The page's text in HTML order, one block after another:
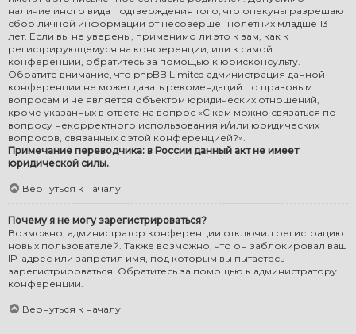
наличие иного вида подтверждения того, что опекуны разрешают
сбор личной информации от несовершеннолетних младше 13
лет. Если вы не уверены, применимо ли это к вам, как к
регистрирующемуся на конференции, или к самой
конференции, обратитесь за помощью к юрисконсульту.
Обратите внимание, что phpBB Limited администрация данной
конференции не может давать рекомендаций по правовым
вопросам и не является объектом юридических отношений,
кроме указанных в ответе на вопрос «С кем можно связаться по
вопросу некорректного использования и/или юридических
вопросов, связанных с этой конференцией?».
Примечание переводчика: в России данный акт не имеет
юридической силы..
Вернуться к началу
Почему я не могу зарегистрироваться?
Возможно, администратор конференции отключил регистрацию
новых пользователей. Также возможно, что он заблокировал ваш
IP-адрес или запретил имя, под которым вы пытаетесь
зарегистрироваться. Обратитесь за помощью к администратору
конференции.
Вернуться к началу